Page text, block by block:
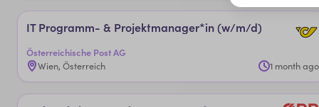
IT ­Pro­gram­m- & ­Pro­jekt­ma­na­ger*in (w/m/d)
Österreichische Post AG
Wien, Österreich 1 month ago